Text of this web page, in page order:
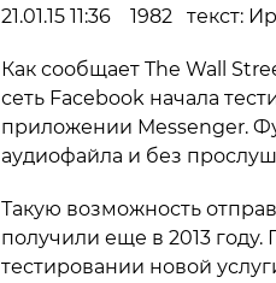
21.01.15 11:36 1982 текст:
Как сообщает The Wall
сеть Facebook начала
приложении Messenger.
аудиофайла и без
Такую возможность
получили еще в 2013
тестировании новой